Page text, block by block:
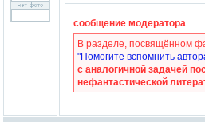
сообщение модератора
В разделе, посвящённом
"Помогите вспомнить
с аналогичной задачей
нефантастической